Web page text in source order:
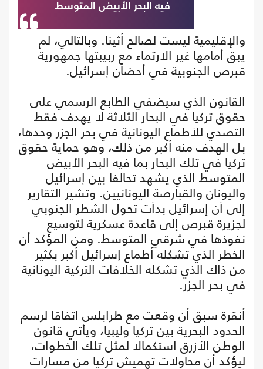
فيه البحر الأبيض المتوسط
والإقليمية ليست لصالح أثينا. وبالتالي، لم
يبق أمامها غير الارتماء مع ربيبتها جمهورية
قبرص الجنوبية في أحضان إسرائيل.
القانون الذي سيضفي الطابع الرسمي على
حقوق تركيا في البحار الثلاثة لا يهدف فقط
التصدي للأطماع اليونانية في بحر الجزر وحدها،
بل الهدف منه أكبر من ذلك، وهو حماية حقوق
تركيا في تلك البحار بما فيه البحر الأبيض
المتوسط الذي يشهد تحالفا بين إسرائيل
واليونان والقبارصة اليونانيين. وتشير التقارير
إلى أن إسرائيل بدأت تحول الشطر الجنوبي
لجزيرة قبرص إلى قاعدة عسكرية لتوسيع
نفوذها في شرقي المتوسط. ومن المؤكد أن
الخطر الذي تشكله أطماع إسرائيل أكبر بكثير
من ذاك الذي تشكله الخلافات التركية اليونانية
في بحر الجزر.
أنقرة سبق أن وقعت مع طرابلس اتفاقا لرسم
الحدود البحرية بين تركيا وليبيا، ويأتي قانون
الوطن الأزرق استكمالا لمثل تلك الخطوات،
ليؤكد أن محاولات تهميش تركيا من مسارات